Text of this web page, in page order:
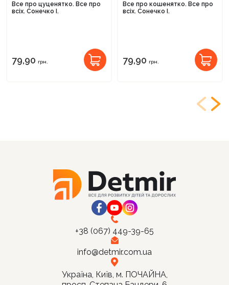
Все про цуценятко. Все про
всіх. Сонечко І.
79,90 грн.
Все про кошенятко. Все про
всіх. Сонечко І.
79,90 грн.
+38 (067) 449-39-65
info@detmir.com.ua
Україна, Київ, м. ПОЧАЙНА,